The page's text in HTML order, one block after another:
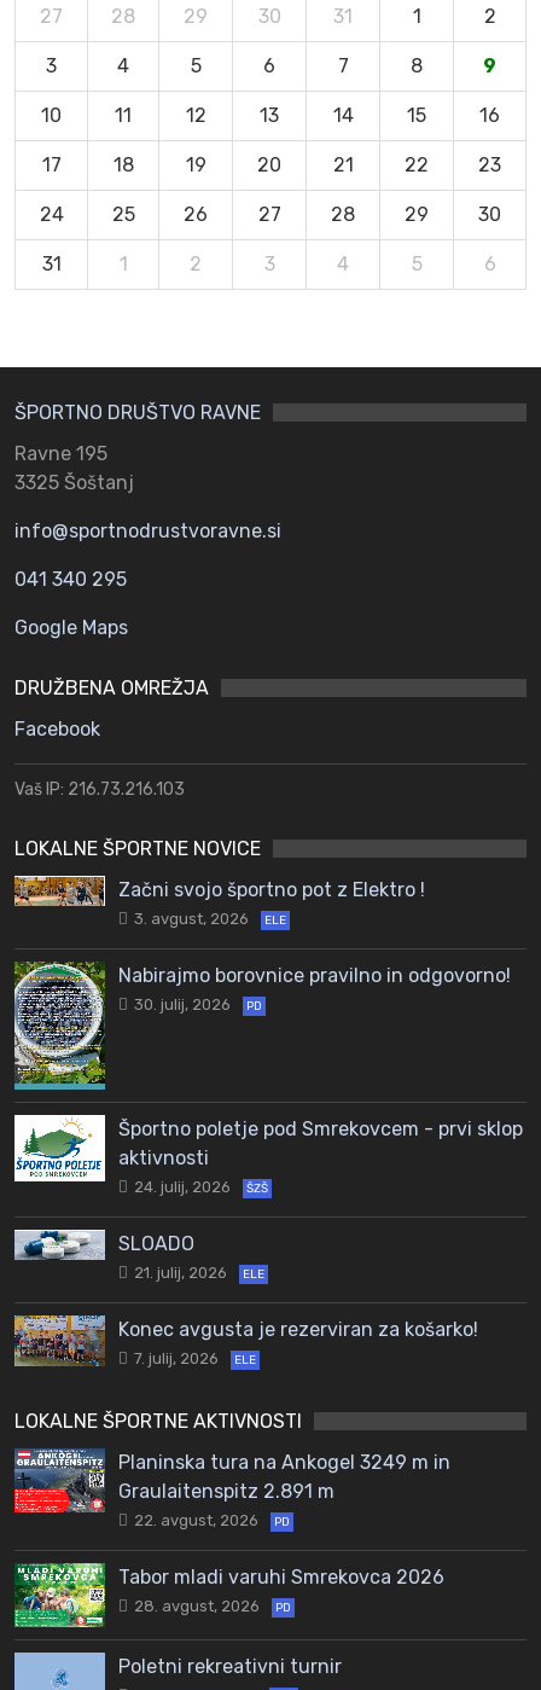
27 28 29 30 31 1 2
3 4 5 6 7 8 9
10 11 12 13 14 15 16
17 18 19 20 21 22 23
24 25 26 27 28 29 30
31 1 2 3 4 5 6
ŠPORTNO DRUŠTVO RAVNE
Ravne 195
3325 Šoštanj
info@sportnodrustvoravne.si
041 340 295
Google Maps
DRUŽBENA OMREŽJA
Facebook
Vaš IP: 216.73.216.103
LOKALNE ŠPORTNE NOVICE
Začni svojo športno pot z Elektro !
3. avgust, 2026 ELE
Nabirajmo borovnice pravilno in odgovorno!
30. julij, 2026 PD
Športno poletje pod Smrekovcem - prvi sklop
aktivnosti
24. julij, 2026 ŠZŠ
SLOADO
21. julij, 2026 ELE
Konec avgusta je rezerviran za košarko!
7. julij, 2026 ELE
LOKALNE ŠPORTNE AKTIVNOSTI
Planinska tura na Ankogel 3249 m in
Graulaitenspitz 2.891 m
22. avgust, 2026 PD
Tabor mladi varuhi Smrekovca 2026
28. avgust, 2026 PD
Poletni rekreativni turnir